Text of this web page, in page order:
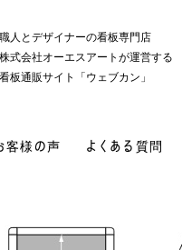
職人とデザイナーの看板専門店
株式会社オーエスアートが運営する
看板通販サイト「ウェブカン」
客様の声 よくある質問